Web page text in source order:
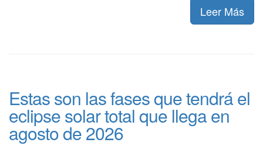
Leer Más
Estas son las fases que tendrá el
eclipse solar total que llega en
agosto de 2026